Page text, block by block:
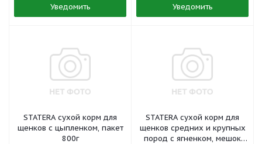
Уведомить Уведомить
STATERA сухой корм для
щенков с цыпленком, пакет
800г
STATERA сухой корм для
щенков средних и крупных
пород с ягненком, мешок